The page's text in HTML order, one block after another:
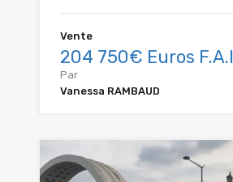
Vente
204 750€ Euros F.A.I
Par
Vanessa RAMBAUD